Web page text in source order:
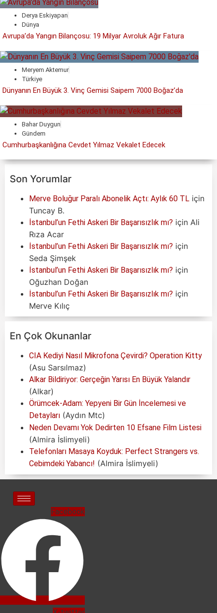
Derya Eskiyapan
Dünya
Avrupa’da Yangın Bilançosu: 19 Milyar Avroluk Ağır Fatura
Meryem Aktemur
Türkiye
Dünyanın En Büyük 3. Vinç Gemisi Saipem 7000 Boğaz’da
Bahar Duygun
Gündem
Cumhurbaşkanlığına Cevdet Yılmaz Vekalet Edecek
Son Yorumlar
Merve Boluğur Paralı Abonelik Açtı: Aylık 60 TL için
Tuncay B.
İstanbul’un Fethi Askeri Bir Başarısızlık mı? için Ali
Rıza Acar
İstanbul’un Fethi Askeri Bir Başarısızlık mı? için
Seda Şimşek
İstanbul’un Fethi Askeri Bir Başarısızlık mı? için
Oğuzhan Doğan
İstanbul’un Fethi Askeri Bir Başarısızlık mı? için
Merve Kılıç
En Çok Okunanlar
CIA Kediyi Nasıl Mikrofona Çevirdi? Operation Kitty
(Asu Sarsılmaz)
Alkar Bildiriyor: Gerçeğin Yarısı En Büyük Yalandır
(Alkar)
Örümcek-Adam: Yepyeni Bir Gün İncelemesi ve
Detayları (Aydın Mtc)
Neden Devamı Yok Dedirten 10 Efsane Film Listesi
(Almira İslimyeli)
Telefonları Masaya Koyduk: Perfect Strangers vs.
Cebimdeki Yabancı! (Almira İslimyeli)
Facebook